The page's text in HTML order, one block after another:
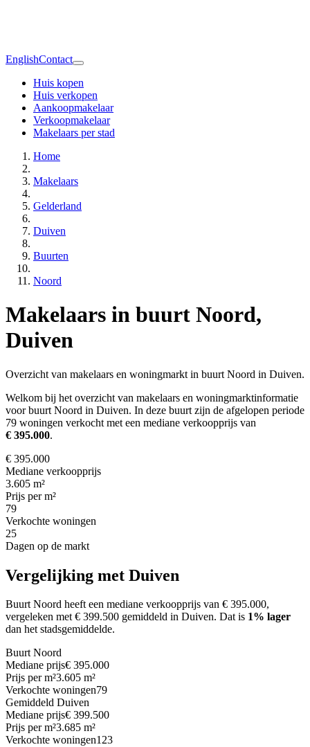
EnglishContact
Huis kopen
Huis verkopen
Aankoopmakelaar
Verkoopmakelaar
Makelaars per stad
Home
Makelaars
Gelderland
Duiven
Buurten
Noord
Makelaars in buurt Noord,
Duiven
Overzicht van makelaars en woningmarkt in buurt Noord in Duiven.
Welkom bij het overzicht van makelaars en woningmarktinformatie
voor buurt Noord in Duiven. In deze buurt zijn de afgelopen periode
79 woningen verkocht met een mediane verkoopprijs van
€ 395.000.
€ 395.000
Mediane verkoopprijs
3.605 m²
Prijs per m²
79
Verkochte woningen
25
Dagen op de markt
Vergelijking met Duiven
Buurt Noord heeft een mediane verkoopprijs van € 395.000,
vergeleken met € 399.500 gemiddeld in Duiven. Dat is 1% lager
dan het stadsgemiddelde.
Buurt Noord
Mediane prijs€ 395.000
Prijs per m²3.605 m²
Verkochte woningen79
Gemiddeld Duiven
Mediane prijs€ 399.500
Prijs per m²3.685 m²
Verkochte woningen123